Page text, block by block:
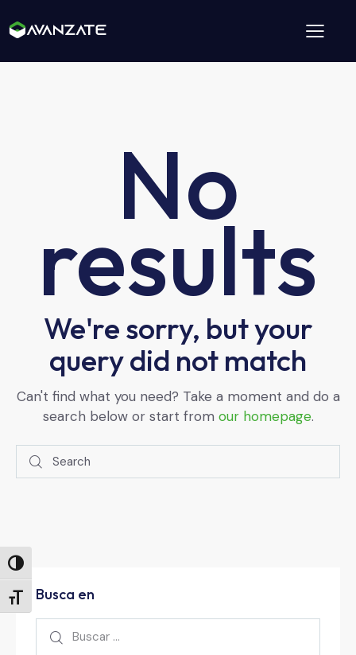
Alternar alto contraste
Alternar tamaño de letra
No
results
We're sorry, but your
query did not match
Can't find what you need? Take a moment and do a
search below or start from our homepage.
Buscar
Busca en